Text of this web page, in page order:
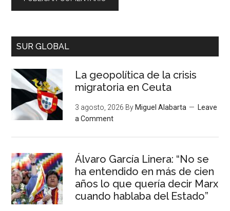
SUR GLOBAL
La geopolítica de la crisis
migratoria en Ceuta
3 agosto, 2026 By Miguel Alabarta
Leave
a Comment
Álvaro García Linera: “No se
ha entendido en más de cien
años lo que quería decir Marx
cuando hablaba del Estado”